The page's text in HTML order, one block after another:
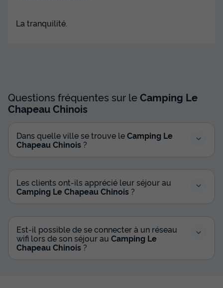
La tranquilité.
Questions fréquentes sur leCamping Le
Chapeau Chinois
Dans quelle ville se trouve leCamping Le
Chapeau Chinois ?
Les clients ont-ils apprécié leur séjour au
Camping Le Chapeau Chinois ?
Est-il possible de se connecter à un réseau
wifi lors de son séjour au Camping Le
Chapeau Chinois ?